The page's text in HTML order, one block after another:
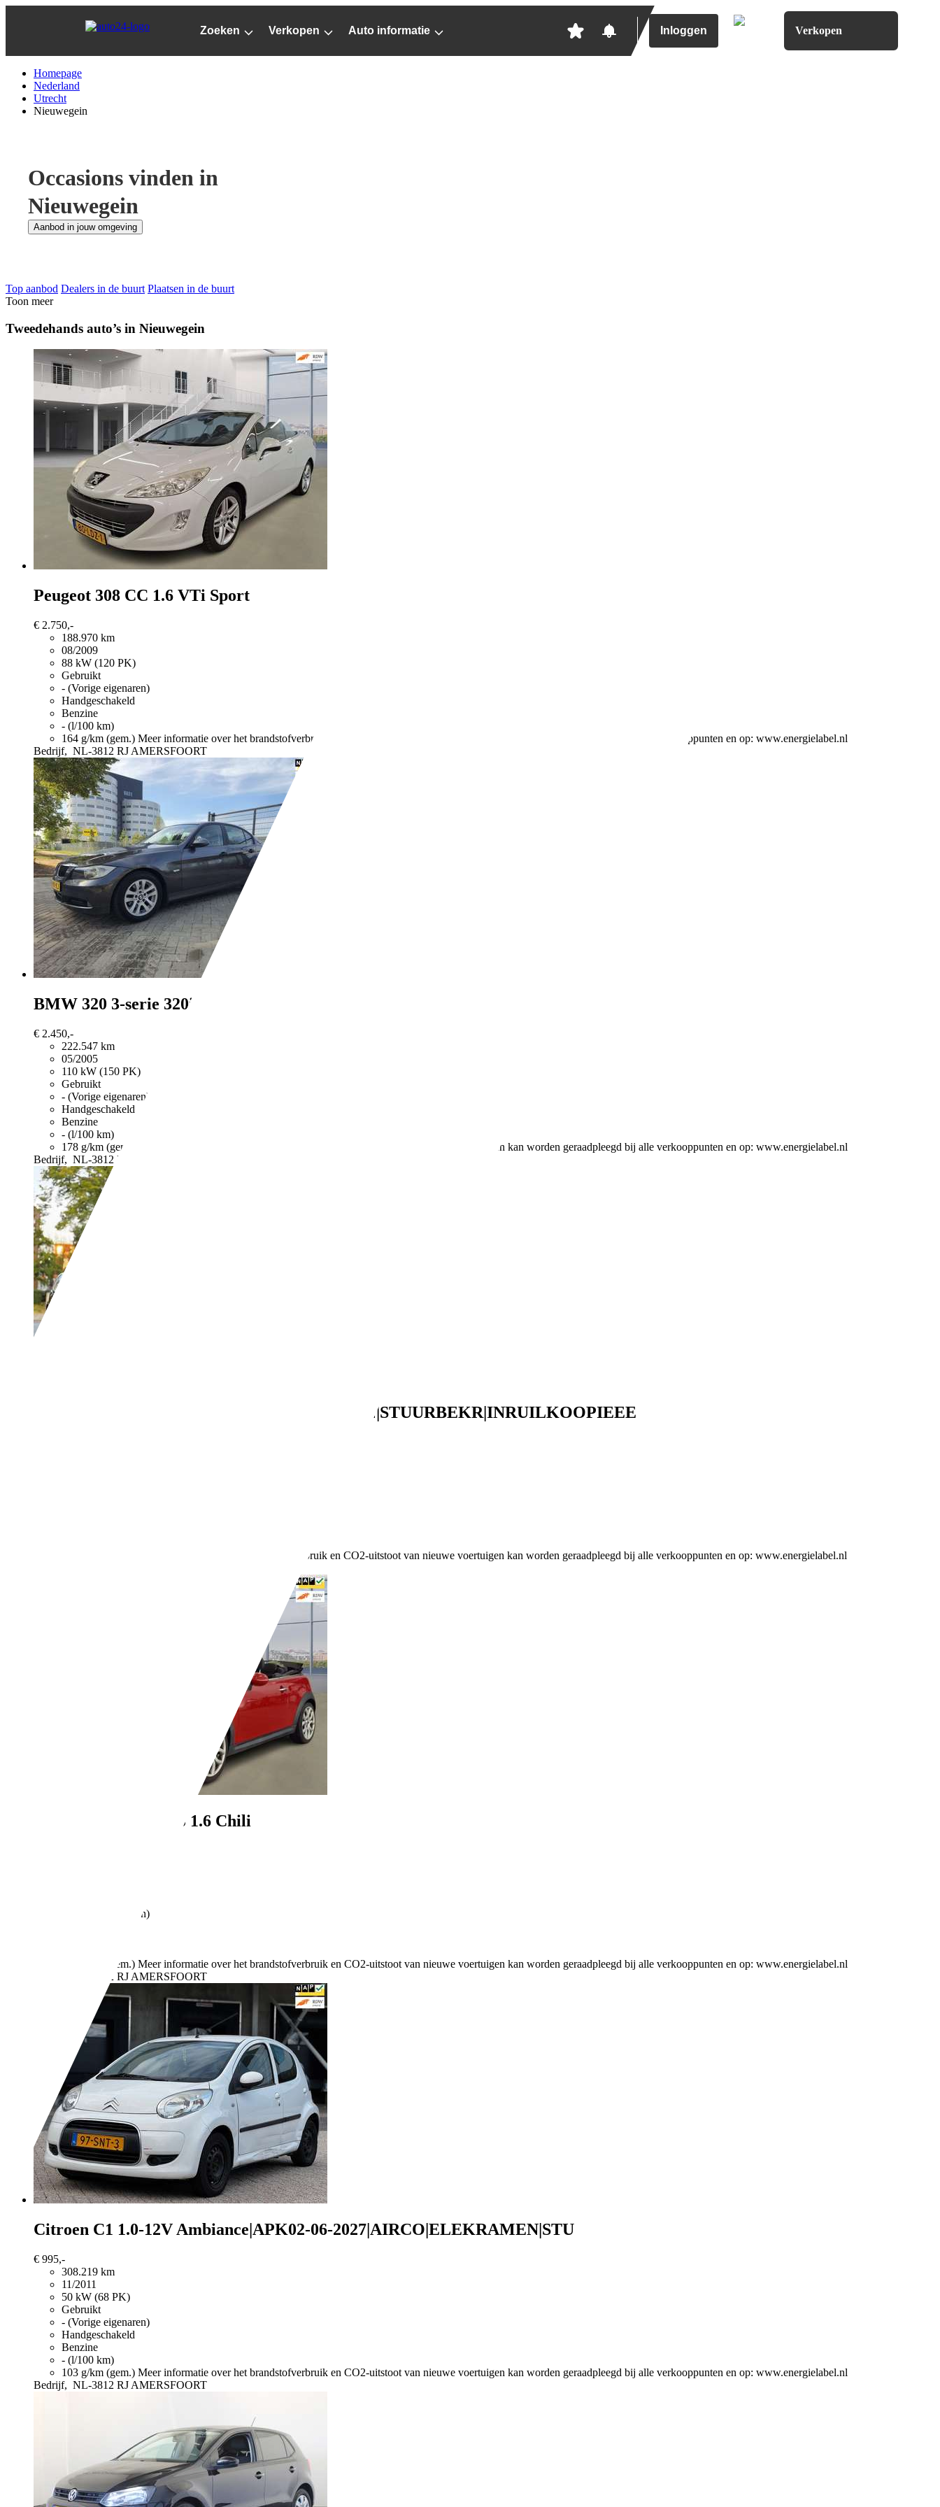
Zoeken Verkopen Auto informatie Inloggen Verkopen
Homepage
Nederland
Utrecht
Nieuwegein
Occasions vinden in
Nieuwegein
Aanbod in jouw omgeving
Top aanbod Dealers in de buurt Plaatsen in de buurt
Toon meer
Tweedehands auto’s in Nieuwegein
Peugeot 308 CC 1.6 VTi Sport
€ 2.750,-
188.970 km
08/2009
88 kW (120 PK)
Gebruikt
- (Vorige eigenaren)
Handgeschakeld
Benzine
- (l/100 km)
164 g/km (gem.) Meer informatie over het brandstofverbruik en CO2-uitstoot van nieuwe voertuigen kan worden geraadpleegd bij alle verkooppunten en op: www.energielabel.nl
Bedrijf, NL-3812 RJ AMERSFOORT
BMW 320 3-serie 320i
€ 2.450,-
222.547 km
05/2005
110 kW (150 PK)
Gebruikt
- (Vorige eigenaren)
Handgeschakeld
Benzine
- (l/100 km)
178 g/km (gem.)
Meer informatie over het brandstofverbruik en CO2-uitstoot van nieuwe voertuigen kan worden geraadpleegd bij alle verkooppunten en op: www.energielabel.nl
Bedrijf, NL-3812 RJ AMERSFOORT
1.2 Trend|AIRCO|ELEKRAMEN|STUURBEKR|INRUILKOOPIEEE
Meer informatie over het brandstofverbruik en CO2-uitstoot van nieuwe voertuigen kan worden geraadpleegd bij alle verkooppunten en op: www.energielabel.nl
MINI Cooper Cabrio 1.6 Chili
- (Vorige eigenaren)
133 g/km (gem.) Meer informatie over het brandstofverbruik en CO2-uitstoot van nieuwe voertuigen kan worden geraadpleegd bij alle verkooppunten en op: www.energielabel.nl
NL-3812 RJ AMERSFOORT
Citroen C1 1.0-12V Ambiance|APK02-06-2027|AIRCO|ELEKRAMEN|STU
€ 995,-
308.219 km
11/2011
50 kW (68 PK)
Gebruikt
- (Vorige eigenaren)
Handgeschakeld
Benzine
- (l/100 km)
103 g/km (gem.) Meer informatie over het brandstofverbruik en CO2-uitstoot van nieuwe voertuigen kan worden geraadpleegd bij alle verkooppunten en op: www.energielabel.nl
Bedrijf, NL-3812 RJ AMERSFOORT